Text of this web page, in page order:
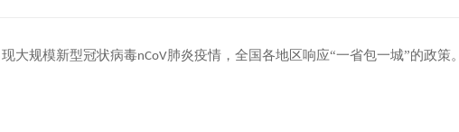
大规模新型冠状病毒nCoV肺炎疫情，全国各地区响应“一省包一城”的政策。